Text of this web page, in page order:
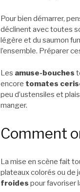
Pour bien démarrer,
déclinent avec toutes
légère et du saumon
l’ensemble. Préparer
Les amuse-bouches
encore tomates
peu d’ustensiles et
manger.
Comment
La mise en scène fait
plateaux colorés ou de
froides pour favoriser